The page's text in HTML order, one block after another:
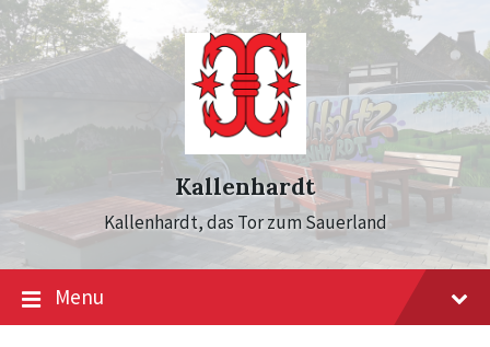
Skip
to
content
Skip
to
main
navigation
Skip
to
footer
Kallenhardt
Kallenhardt, das Tor zum Sauerland
Menu